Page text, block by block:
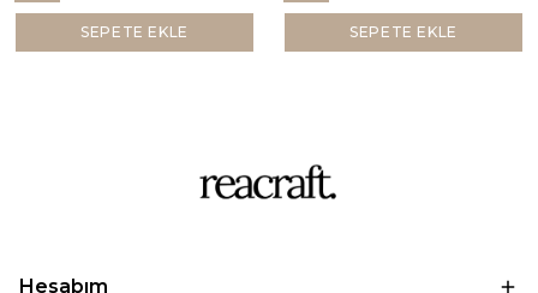
SEPETE EKLE SEPETE EKLE
Hesabım